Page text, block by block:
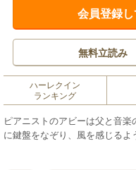
会員登録し
無料立読み
ハーレクイン
ランキング
ピアニストのアビーは父と音
に鍵盤をなぞり、風を感じる